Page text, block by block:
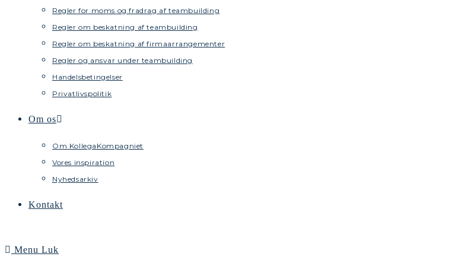
Regler for moms og fradrag af teambuilding
Regler om beskatning af teambuilding
Regler om beskatning af firmaarrangementer
Regler og ansvar under teambuilding
Handelsbetingelser
Privatlivspolitik
Om os
Om KollegaKompagniet
Vores inspiration
Nyhedsarkiv
Kontakt
Menu Luk